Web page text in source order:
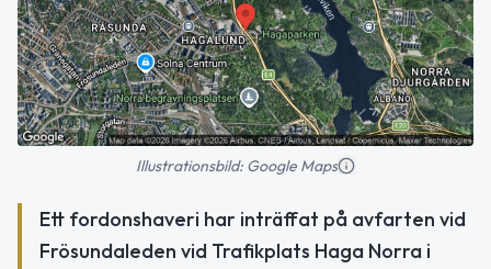
Illustrationsbild: Google Maps
Ett fordonshaveri har inträffat på avfarten vid
Frösundaleden vid Trafikplats Haga Norra i